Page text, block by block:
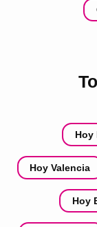
Hoy
Hoy Valencia
Hoy